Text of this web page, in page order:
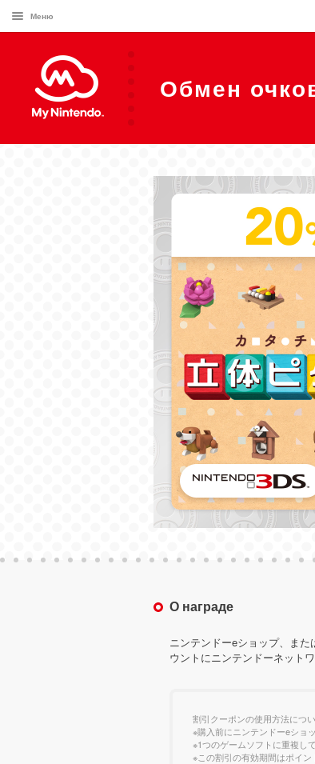
Меню
Обмен
О награде
ニンテンドーeショップ、ま
ウントにニンテンドーネット
割引クーポンの使用方法につ
※購入前にニンテンドーeショ
※1つのゲームソフトに重複し
※この割引の有効期間はポイン